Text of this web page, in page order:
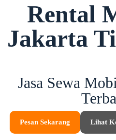
Rental
Jakarta
Jasa Sewa
Pesan Sekarang Lihat